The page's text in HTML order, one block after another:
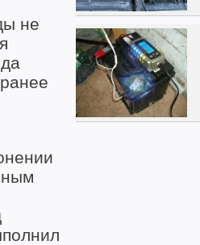
не